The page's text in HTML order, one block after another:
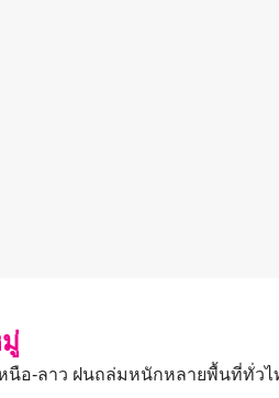
นือ-ลาว ฝนถล่มหนักหลายพื้นที่ทั่วไ